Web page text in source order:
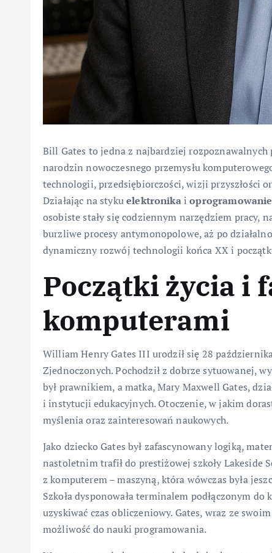
Bill Gates to jedna z najbardziej
narodzin nowoczesnego przemysłu
technologii, przedsiębiorczości, wizji przyszłości
Działając na stykuelektronikaioprogramowanie
osobiste stały się codziennym narzędziem pracy,
burzliwe procesy antymonopolowe, aż po
dynamiczny rozwój technologii końca XX i
Początki życia i
komputerami
William Henry Gates III urodził się 28
Zjednoczonych. Pochodził z dobrze sytuowanej,
był prawnikiem, a matka, Mary Maxwell Gates,
i instytucji edukacyjnych. Otoczenie, w jakim
myślenia oraz zainteresowań naukowych.
Jako dziecko Gates był zafascynowany logiką,
nastoletnim trafił do prestiżowej szkoły Lakeside
z komputerem – maszyną, która wówczas była
Szkoła dysponowała terminalem podłączonym
uzyskiwać czas obliczeniowy. Gates, wraz ze
możliwość do nauki programowania.